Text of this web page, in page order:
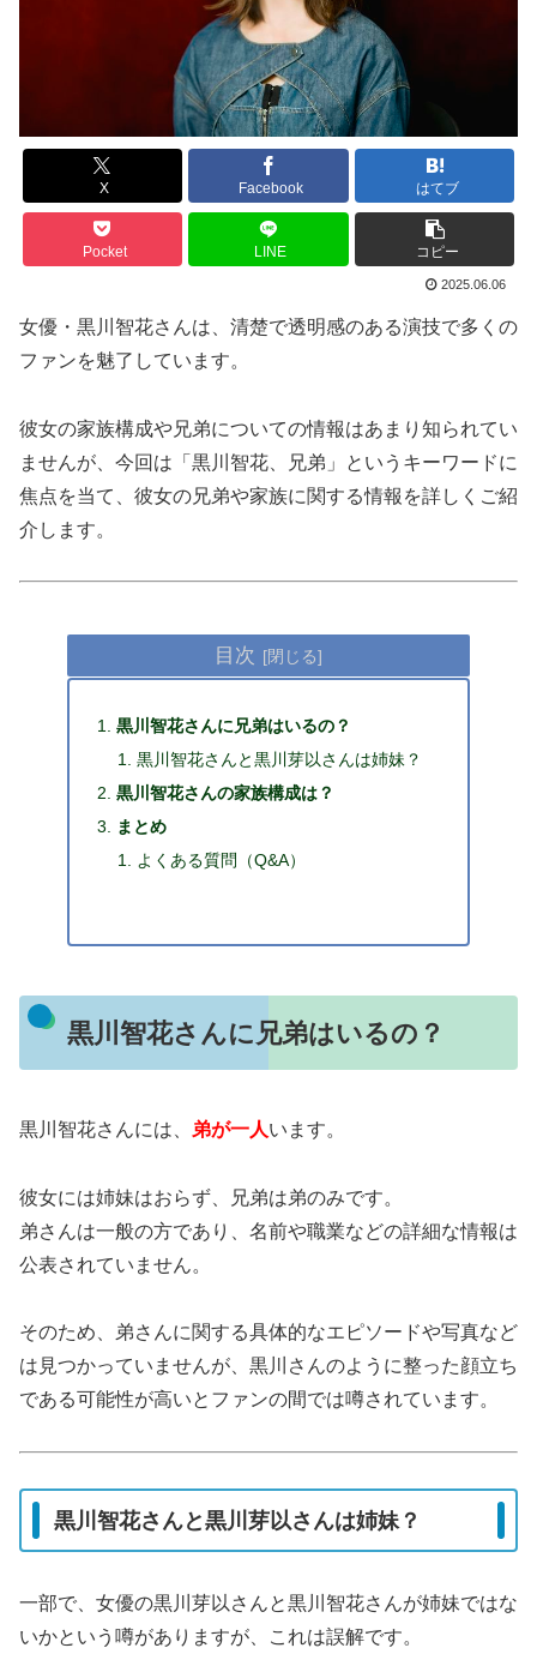
X Facebook はてブ
Pocket LINE コピー
2025.06.06
女優・黒川智花さんは、清楚で透明感のある演技で多くの
ファンを魅了しています。
彼女の家族構成や兄弟についての情報はあまり知られてい
ませんが、今回は「黒川智花、兄弟」というキーワードに
焦点を当て、彼女の兄弟や家族に関する情報を詳しくご紹
介します。
目次
黒川智花さんに兄弟はいるの？
黒川智花さんと黒川芽以さんは姉妹？
黒川智花さんの家族構成は？
まとめ
よくある質問（Q&A）
黒川智花さんに兄弟はいるの？
黒川智花さんには、 弟が一人います。
彼女には姉妹はおらず、兄弟は弟のみです。
弟さんは一般の方であり、名前や職業などの詳細な情報は
公表されていません。
そのため、弟さんに関する具体的なエピソードや写真など
は見つかっていませんが、黒川さんのように整った顔立ち
である可能性が高いとファンの間では噂されています。
黒川智花さんと黒川芽以さんは姉妹？
一部で、女優の黒川芽以さんと黒川智花さんが姉妹ではな
いかという噂がありますが、これは誤解です。